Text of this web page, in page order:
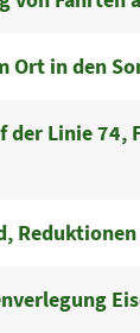
Ort in den
Linie 74,